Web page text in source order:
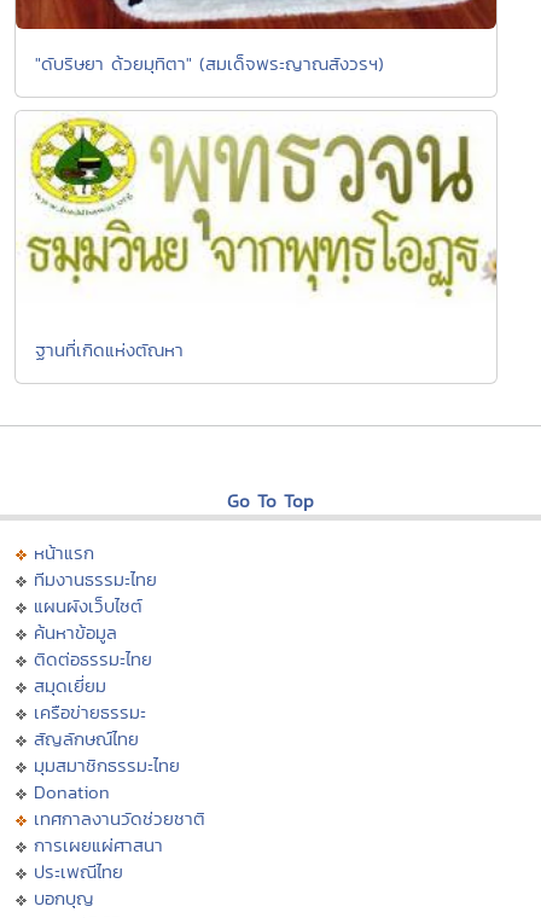
"ดับริษยา ด้วยมุทิตา" (สมเด็จพระญาณสังวรฯ)
ฐานที่เกิดแห่งตัณหา
Go To Top
หน้าแรก
ทีมงานธรรมะไทย
แผนผังเว็บไซต์
ค้นหาข้อมูล
ติดต่อธรรมะไทย
สมุดเยี่ยม
เครือข่ายธรรมะ
สัญลักษณ์ไทย
มุมสมาชิกธรรมะไทย
Donation
เทศกาลงานวัดช่วยชาติ
การเผยแผ่ศาสนา
ประเพณีไทย
บอกบุญ